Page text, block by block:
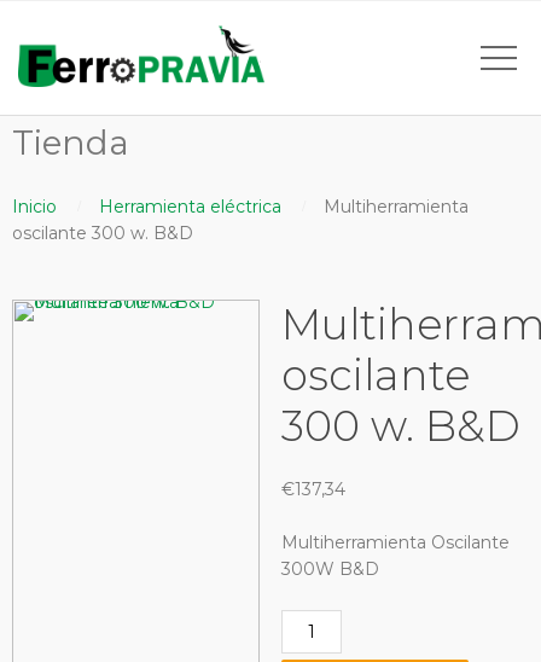
Tienda
Inicio Herramienta eléctrica
Multiherramienta
oscilante 300 w. B&D
oscilante
300 w. B&D
€137,34
Multiherramienta Oscilante
300W B&D
Multiherramienta
oscilante